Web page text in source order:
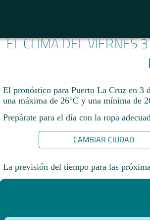
EL CLIMA DEL VIERNES
El pronóstico para Puerto La Cruz en 3
una máxima de 26°C y una mínima de
Prepárate para el día con la ropa
CAMBIAR CIUDAD
La previsión del tiempo para las